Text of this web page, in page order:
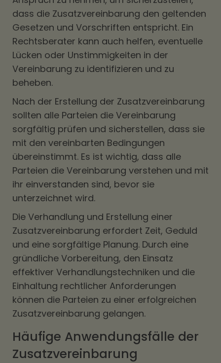
dass die Zusatzvereinbarung den geltenden
Gesetzen und Vorschriften entspricht. Ein
Rechtsberater kann auch helfen, eventuelle
Lücken oder Unstimmigkeiten in der
Vereinbarung zu identifizieren und zu
beheben.
Nach der Erstellung der Zusatzvereinbarung
sollten alle Parteien die Vereinbarung
sorgfältig prüfen und sicherstellen, dass sie
mit den vereinbarten Bedingungen
übereinstimmt. Es ist wichtig, dass alle
Parteien die Vereinbarung verstehen und mit
ihr einverstanden sind, bevor sie
unterzeichnet wird.
Die Verhandlung und Erstellung einer
Zusatzvereinbarung erfordert Zeit, Geduld
und eine sorgfältige Planung. Durch eine
gründliche Vorbereitung, den Einsatz
effektiver Verhandlungstechniken und die
Einhaltung rechtlicher Anforderungen
können die Parteien zu einer erfolgreichen
Zusatzvereinbarung gelangen.
Häufige Anwendungsfälle der
Zusatzvereinbarung